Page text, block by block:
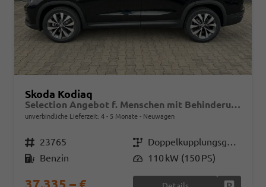
Skoda Kodiaq
Selection Angebot f. Menschen mit Behinderung ab 50 %! 1.5 TSI Mild-Hybrid 150PS DSG, 17" Alu, Parksensoren v/h, Rückfahrkamera, 3-Zonen-Climatronic, SunSet, Sitzheizung, Side Assist, Fernlicht-Assist, Tempomat, Infotainment 10" + Smartlink, Virtual Cockpit, Tempo
unverbindliche Lieferzeit: 4 - 5 Monate Neuwagen
Fahrzeugnr. 23765 Getriebe
Doppelkupplungsgetriebe (DSG)
Kraftstoff Benzin Leistung 110 kW (150 PS)
37.335,– €